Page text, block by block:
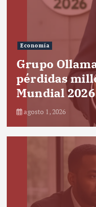
Economía
Grupo
pérdidas
Mundial 2026
agosto 1, 2026